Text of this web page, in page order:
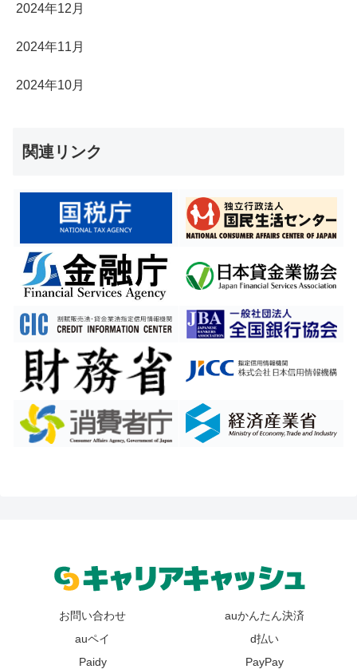
2024年12月
2024年11月
2024年10月
関連リンク
お問い合わせ
auかんたん決済
auペイ
d払い
Paidy
PayPay